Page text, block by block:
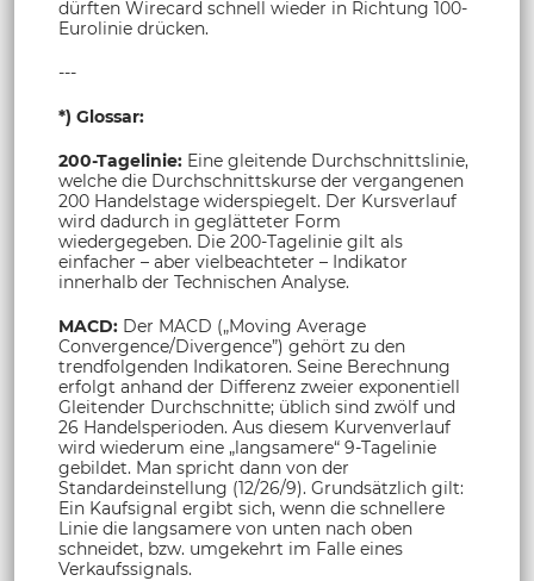
dürften Wirecard schnell wieder in Richtung 100-
Eurolinie drücken.
---
*) Glossar:
200-Tagelinie: Eine gleitende Durchschnittslinie,
welche die Durchschnittskurse der vergangenen
200 Handelstage widerspiegelt. Der Kursverlauf
wird dadurch in geglätteter Form
wiedergegeben. Die 200-Tagelinie gilt als
einfacher – aber vielbeachteter – Indikator
innerhalb der Technischen Analyse.
MACD: Der MACD („Moving Average
Convergence/Divergence”) gehört zu den
trendfolgenden Indikatoren. Seine Berechnung
erfolgt anhand der Differenz zweier exponentiell
Gleitender Durchschnitte; üblich sind zwölf und
26 Handelsperioden. Aus diesem Kurvenverlauf
wird wiederum eine „langsamere“ 9-Tagelinie
gebildet. Man spricht dann von der
Standardeinstellung (12/26/9). Grundsätzlich gilt:
Ein Kaufsignal ergibt sich, wenn die schnellere
Linie die langsamere von unten nach oben
schneidet, bzw. umgekehrt im Falle eines
Verkaufssignals.